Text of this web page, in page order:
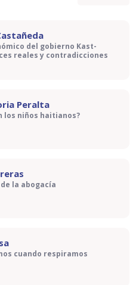
del gobierno Kast-
reales y contradicciones
Peralta
los niños haitianos?
la abogacía
cuando respiramos